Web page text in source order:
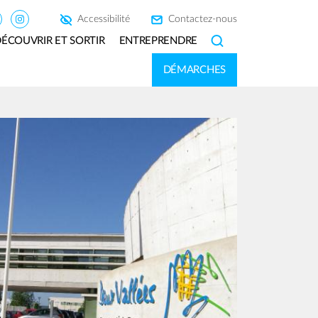
Accessibilité Contactez-nous
ET SORTIR ENTREPRENDRE SEARCH
DÉMARCHES